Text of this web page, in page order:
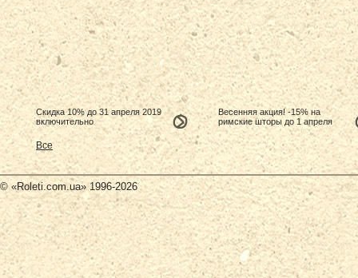
Скидка 10% до 31 апреля 2019
включительно
Весенняя акция! -15% на
римские шторы до 1 апреля
Все
© «Roleti.com.ua» 1996-2026